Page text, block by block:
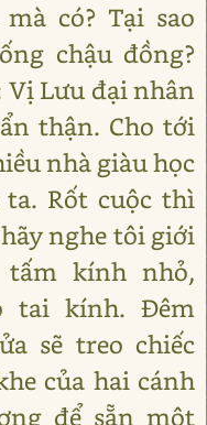
có? Tại sao
chậu đồng?
Vị Lưu đại nhân
thận. Cho tới
nhà giàu học
ta. Rốt cuộc thì
nghe tôi giới
kính nhỏ,
tai kính. Đêm
sẽ treo chiếc
của hai cánh
để sẵn một